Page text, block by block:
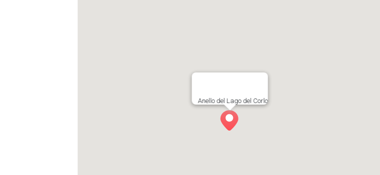
Anello del Lago del Corlo